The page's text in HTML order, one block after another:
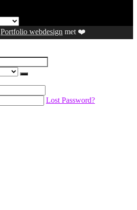
Portfolio webdesign met ❤️
Lost Password?